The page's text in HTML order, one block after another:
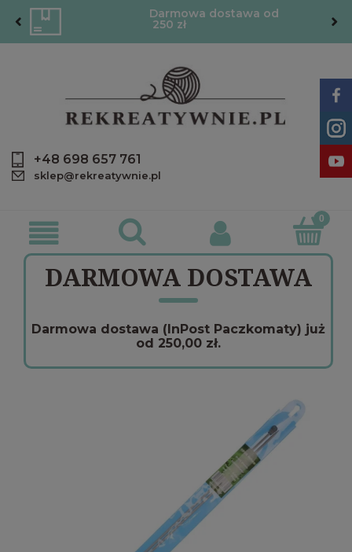
Darmowa dostawa od
250 zł
+48 698 657 761
sklep@rekreatywnie.pl
DARMOWA DOSTAWA
Darmowa dostawa (InPost Paczkomaty) już
od 250,00 zł.